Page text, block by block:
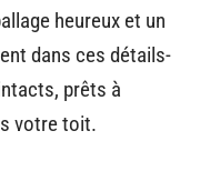
heureux et un
dans ces détails-
prêts à
votre toit.